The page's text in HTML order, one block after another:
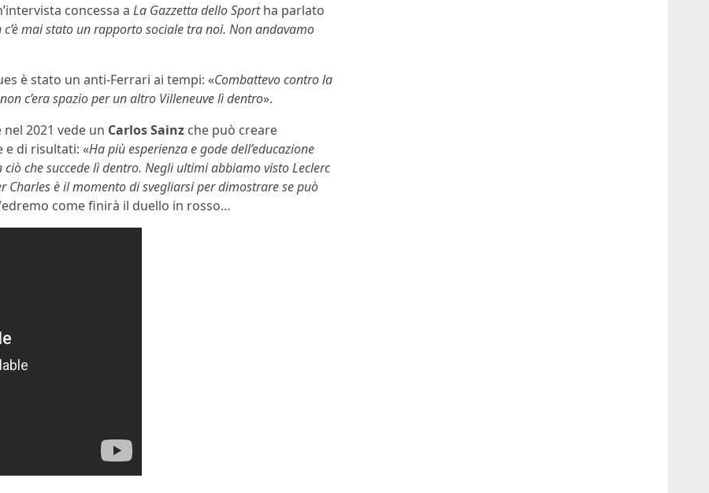
concessa a La Gazzetta dello Sportha parlato
c’è mai stato un rapporto sociale tra noi. Non andavamo
è stato un anti-Ferrari ai tempi: «Combattevo contro la
c’era spazio per un altro Villeneuve lì dentro».
2021 vede un Carlos Sainz che può creare
e di risultati: «Ha più esperienza e gode dell’educazione
che succede lì dentro. Negli ultimi abbiamo visto Leclerc
Charles è il momento di svegliarsi per dimostrare se può
come finirà il duello in rosso…